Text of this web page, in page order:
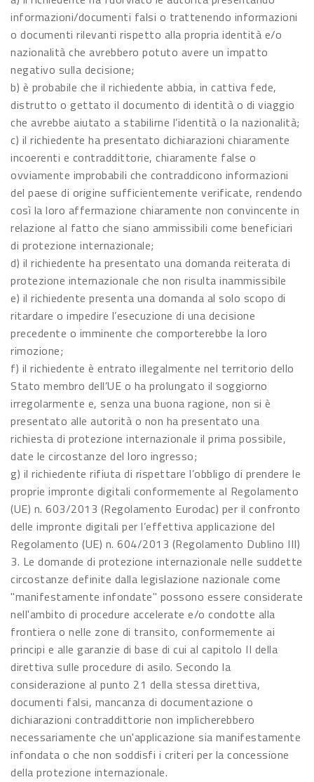
informazioni/documenti falsi o trattenendo informazioni
o documenti rilevanti rispetto alla propria identità e/o
nazionalità che avrebbero potuto avere un impatto
negativo sulla decisione;
b) è probabile che il richiedente abbia, in cattiva fede,
distrutto o gettato il documento di identità o di viaggio
che avrebbe aiutato a stabilirne l’identità o la nazionalità;
c) il richiedente ha presentato dichiarazioni chiaramente
incoerenti e contraddittorie, chiaramente false o
ovviamente improbabili che contraddicono informazioni
del paese di origine sufficientemente verificate, rendendo
così la loro affermazione chiaramente non convincente in
relazione al fatto che siano ammissibili come beneficiari
di protezione internazionale;
d) il richiedente ha presentato una domanda reiterata di
protezione internazionale che non risulta inammissibile
e) il richiedente presenta una domanda al solo scopo di
ritardare o impedire l’esecuzione di una decisione
precedente o imminente che comporterebbe la loro
rimozione;
f) il richiedente è entrato illegalmente nel territorio dello
Stato membro dell’UE o ha prolungato il soggiorno
irregolarmente e, senza una buona ragione, non si è
presentato alle autorità o non ha presentato una
richiesta di protezione internazionale il prima possibile,
date le circostanze del loro ingresso;
g) il richiedente rifiuta di rispettare l’obbligo di prendere le
proprie impronte digitali conformemente al Regolamento
(UE) n. 603/2013 (Regolamento Eurodac) per il confronto
delle impronte digitali per l’effettiva applicazione del
Regolamento (UE) n. 604/2013 (Regolamento Dublino III)
3. Le domande di protezione internazionale nelle suddette
circostanze definite dalla legislazione nazionale come
"manifestamente infondate" possono essere considerate
nell'ambito di procedure accelerate e/o condotte alla
frontiera o nelle zone di transito, conformemente ai
principi e alle garanzie di base di cui al capitolo II della
direttiva sulle procedure di asilo. Secondo la
considerazione al punto 21 della stessa direttiva,
documenti falsi, mancanza di documentazione o
dichiarazioni contraddittorie non implicherebbero
necessariamente che un'applicazione sia manifestamente
infondata o che non soddisfi i criteri per la concessione
della protezione internazionale.